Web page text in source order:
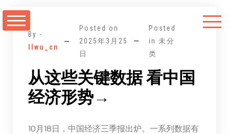
至
By -
llwu_cn
Posted on
2025年3月25
日
Posted
in 未分
类
从这些关键数据 看中国
经济形势→
10月18日，中国经济三季报出炉。一系列数据有